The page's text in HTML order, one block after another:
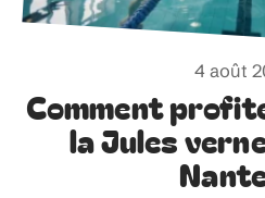
4 août
Comment
la Jules